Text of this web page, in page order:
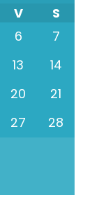
V
S
6
7
13
14
20
21
27
28